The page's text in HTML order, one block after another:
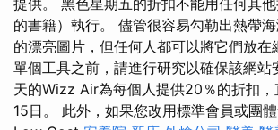
提供。 黑色星期五的折扣不能用任何其
的書籍）執行。 儘管很容易勾勒出熱帶
的漂亮圖片，但任何人都可以將它們放在
單個工具之前，請進行研究以確保該網站
天的Wizz Air為每個人提供20％的折扣
15日。 此外，如果您改用標準會員或團